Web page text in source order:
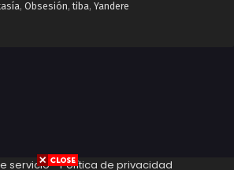
, Obsesión,tiba, Yandere
servicio-Política de privacidad